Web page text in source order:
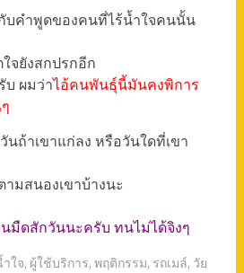
บคำพูดของคนที่ไร้น้ำใจคนนั้น
จยังสกปรกอีก
บ ผมว่าไอ้คนพันธุ์นี้มันคงพิการ
นถ้าเขาแก่ลง หรือวันใดที่เขา
มสนองเขาบ้างนะ
มืดสักวันนะครับ ทนไม่ได้จิงๆ
ใจ, ผู้ใช้บริการ, พฤติกรรม, รถเมล์, วัย